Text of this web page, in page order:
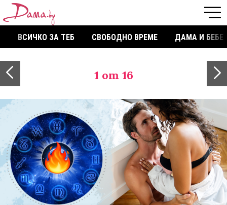
ВСИЧКО ЗА ТЕБ СВОБОДНО ВРЕМЕ ДАМА И БЕБЕ
1 от 16